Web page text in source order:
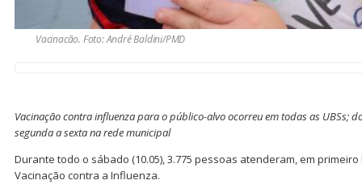
Vacinacão. Foto: André Baldini/PMD
Vacinação contra influenza para o público-alvo ocorreu em todas as UBSs;
segunda a sexta na rede municipal
Durante todo o sábado (10.05), 3.775 pessoas atenderam, em
Vacinação contra a Influenza.